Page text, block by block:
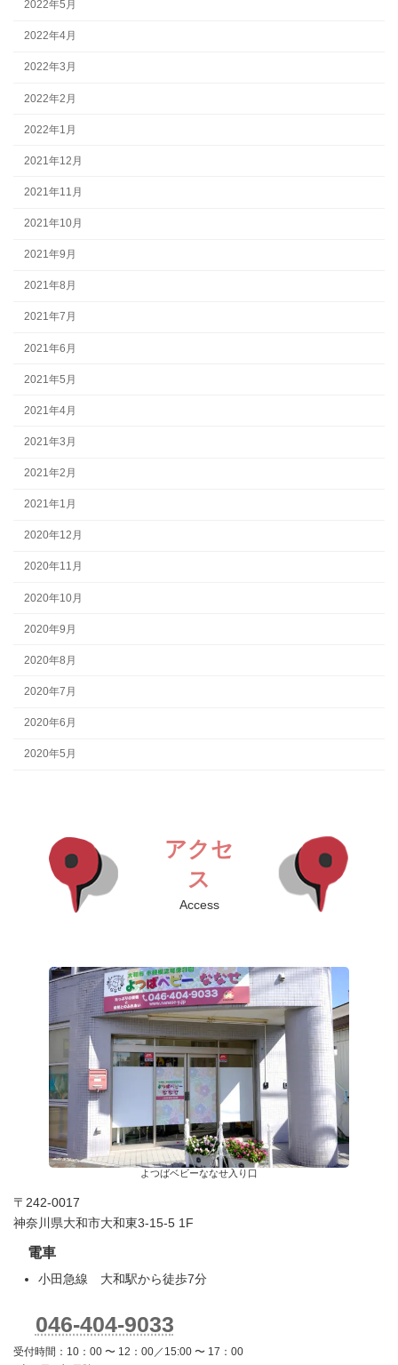
2022年5月
2022年4月
2022年3月
2022年2月
2022年1月
2021年12月
2021年11月
2021年10月
2021年9月
2021年8月
2021年7月
2021年6月
2021年5月
2021年4月
2021年3月
2021年2月
2021年1月
2020年12月
2020年11月
2020年10月
2020年9月
2020年8月
2020年7月
2020年6月
2020年5月
アクセ
ス
Access
よつばベビーななせ入り口
〒242-0017
神奈川県大和市大和東3-15-5 1F
電車
小田急線 大和駅から徒歩7分
046-404-9033
受付時間：10：00 〜 12：00／15:00 〜 17：00